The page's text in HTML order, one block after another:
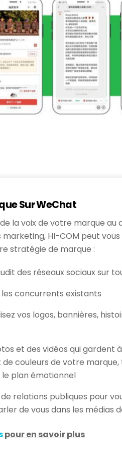
Sur WeChat
la voix de votre marque
HI-COM peut
stratégie de marque :
des réseaux sociaux sur
concurrents existants
vos logos, bannières,
et des vidéos qui gardent
couleurs de votre
plan émotionnel
relations publiques pour
de vous dans les médias
pour en savoir plus